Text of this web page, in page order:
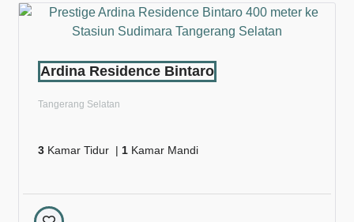
Ardina Residence Bintaro
Tangerang Selatan
3 Kamar Tidur | 1 Kamar Mandi